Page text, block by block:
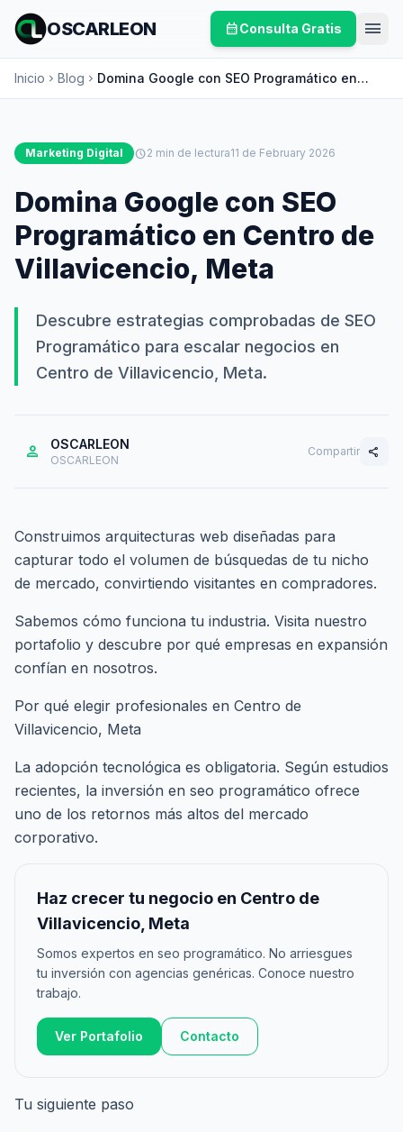
OSCARLEON calendar_monthConsulta Gratis menu
Inicio chevron_right Blog chevron_right Domina Google con SEO Programático en
Centro de Villavicencio, Meta
Marketing Digital schedule2 min de lectura11 de February 2026
Domina Google con SEO
Programático en Centro de
Villavicencio, Meta
Descubre estrategias comprobadas de SEO
Programático para escalar negocios en
Centro de Villavicencio, Meta.
person OSCARLEON
OSCARLEON
Compartir share
Construimos arquitecturas web diseñadas para
capturar todo el volumen de búsquedas de tu nicho
de mercado, convirtiendo visitantes en compradores.
Sabemos cómo funciona tu industria. Visita nuestro
portafolio y descubre por qué empresas en expansión
confían en nosotros.
Por qué elegir profesionales en Centro de
Villavicencio, Meta
La adopción tecnológica es obligatoria. Según estudios
recientes, la inversión en seo programático ofrece
uno de los retornos más altos del mercado
corporativo.
Haz crecer tu negocio en Centro de
Villavicencio, Meta
Somos expertos en seo programático. No arriesgues
tu inversión con agencias genéricas. Conoce nuestro
trabajo.
Ver Portafolio Contacto
Tu siguiente paso